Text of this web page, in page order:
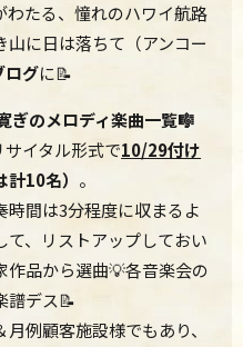
わたる、憧れのハワイ航路
山に日は落ちて（アンコー
ログに📝
ぎのメロディ楽曲一覧🎼
イタル形式で10/29付け
計10名） 。
間は3分程度に収まるよ
て、リストアップしておい
作品から選曲💡各音楽会の
譜デス📝
例顧客施設様でもあり、